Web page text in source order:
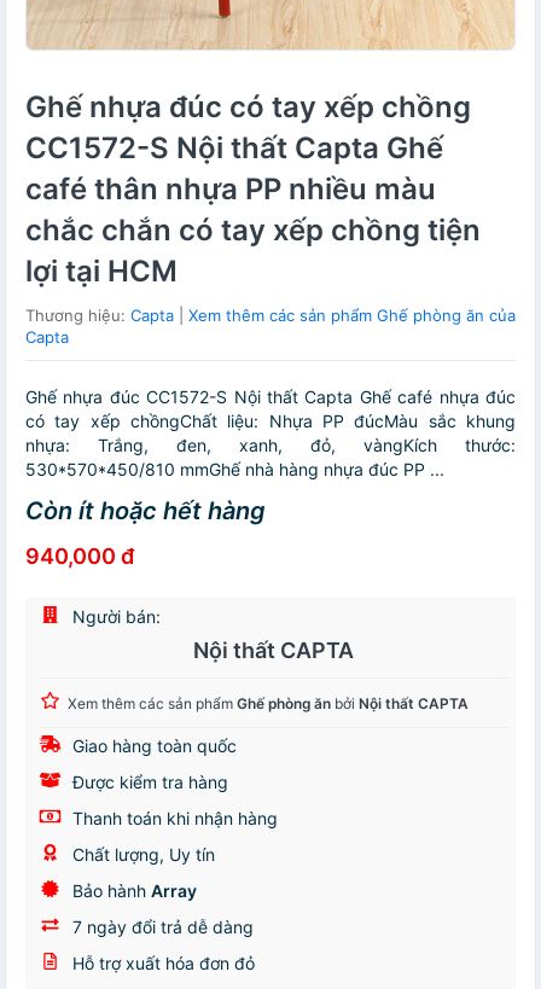
Ghế nhựa đúc có tay xếp chồng
CC1572-S Nội thất Capta Ghế
café thân nhựa PP nhiều màu
chắc chắn có tay xếp chồng tiện
lợi tại HCM
Thương hiệu: Capta
Xem thêm các sản phẩm Ghế phòng ăn của
Capta
Ghế nhựa đúc CC1572-S Nội thất Capta Ghế café nhựa đúc
có tay xếp chồngChất liệu: Nhựa PP đúcMàu sắc khung
nhựa: Trắng, đen, xanh, đỏ, vàngKích thước:
530*570*450/810 mmGhế nhà hàng nhựa đúc PP ...
Còn ít hoặc hết hàng
940,000 đ
Người bán:
Nội thất CAPTA
Xem thêm các sản phẩm Ghế phòng ăn bởi Nội thất CAPTA
Giao hàng toàn quốc
Được kiểm tra hàng
Thanh toán khi nhận hàng
Chất lượng, Uy tín
Bảo hành Array
7 ngày đổi trả dễ dàng
Hỗ trợ xuất hóa đơn đỏ